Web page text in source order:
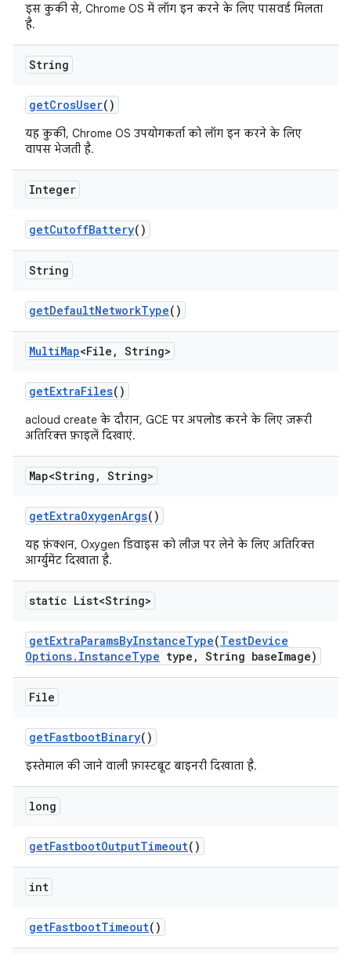
इस कुकी से, Chrome OS में लॉग इन करने के लिए पासवर्ड मिलता
है.
String
getCrosUser()
यह कुकी, Chrome OS उपयोगकर्ता को लॉग इन करने के लिए
वापस भेजती है.
Integer
getCutoffBattery()
String
getDefaultNetworkType()
MultiMap<File , String>
getExtraFiles()
acloud create के दौरान, GCE पर अपलोड करने के लिए ज़रूरी
अतिरिक्त फ़ाइलें दिखाएं.
Map<String , String>
getExtraOxygenArgs()
यह फ़ंक्शन, Oxygen डिवाइस को लीज़ पर लेने के लिए अतिरिक्त
आर्ग्युमेंट दिखाता है.
static List<String>
getExtraParamsByInstanceType(TestDevice
Options. InstanceType type , String baseImage)
File
getFastbootBinary()
इस्तेमाल की जाने वाली फ़ास्टबूट बाइनरी दिखाता है.
long
getFastbootOutputTimeout()
int
getFastbootTimeout()